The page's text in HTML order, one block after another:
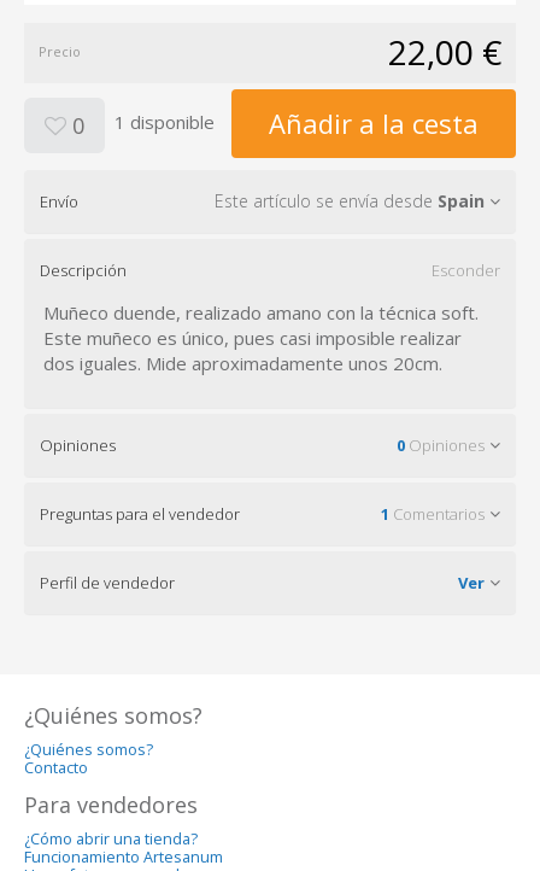
Precio 22,00 €
0 1 disponible Añadir a la cesta
Envío Este artículo se envía desde Spain
Descripción Esconder
Muñeco duende, realizado amano con la técnica soft.
Este muñeco es único, pues casi imposible realizar
dos iguales. Mide aproximadamente unos 20cm.
Opiniones 0 Opiniones
Preguntas para el vendedor 1 Comentarios
Perfil de vendedor Ver
¿Quiénes somos?
¿Quiénes somos?
Contacto
Para vendedores
¿Cómo abrir una tienda?
Funcionamiento Artesanum